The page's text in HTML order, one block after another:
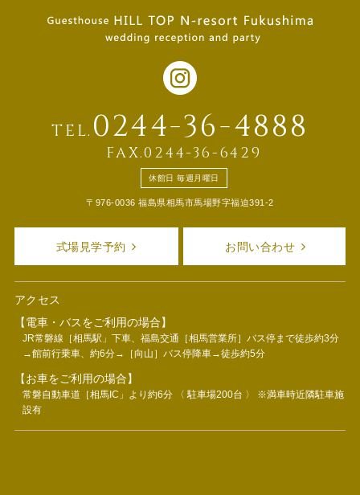
TEL. 0244-36-4888
FAX.0244-36-6429
休館日 毎週月曜日
〒976-0036 福島県相馬市馬場野字福迫391-2
式場見学予約 お問い合わせ
アクセス
【電車・バスをご利用の場合】
JR常磐線［相馬駅」下車、福島交通［相馬営業所］バス停まで徒歩約3分
→館前行乗車、約6分→［向山］バス停降車→徒歩約5分
【お車をご利用の場合】
常磐自動車道［相馬IC」より約6分 〈 駐車場200台 〉 ※満車時近隣駐車施
設有